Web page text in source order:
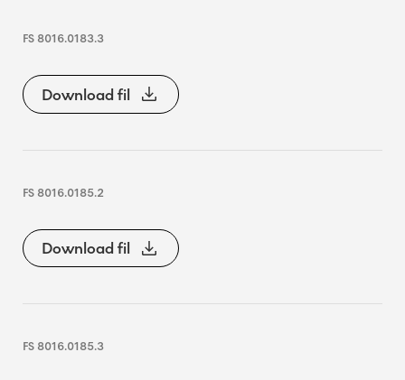
FS 8016.0183.3
Download fil
FS 8016.0185.2
Download fil
FS 8016.0185.3